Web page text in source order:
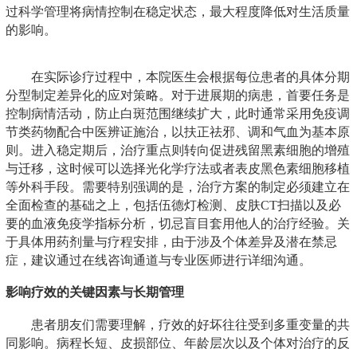
过科学管理将病情控制在稳定状态，最大程度降低对生活质量
的影响。
在实际诊疗过程中，本院医生会根据每位患者的具体分期
分型制定差异化的应对策略。对于进展期的病患，首要任务是
控制病情活动，防止白斑范围继续扩大，此时通常采用免疫调
节类药物配合中医辨证施治，以扶正祛邪、调和气血为基本原
则。进入稳定期后，治疗重点则转向促进残留黑素细胞的增殖
与迁移，这时候可以选择光化学疗法或者表皮黑色素细胞移植
等外科手段。需要特别强调的是，治疗方案的制定必须建立在
全面检查的基础之上，包括伍德灯检测、皮肤CT扫描以及必
要的血液免疫学指标分析，切忌盲目套用他人的治疗经验。关
于具体用药剂量与疗程安排，由于涉及个体差异及潜在禁忌
症，建议通过在线咨询通道与专业医师进行详细沟通。
影响疗效的关键因素与长期管理
患者朋友们需要理解，疗效的好坏往往受到多重变量的共
同影响。病程长短、皮损部位、年龄层次以及个体对治疗的反